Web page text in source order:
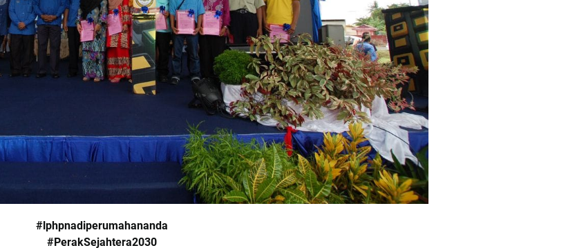
#lphpnadiperumahananda
#PerakSejahtera2030